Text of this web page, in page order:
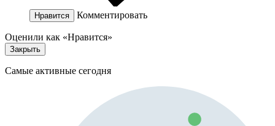
Нравится Комментировать
Оценили как «Нравится»
Закрыть
Самые активные сегодня